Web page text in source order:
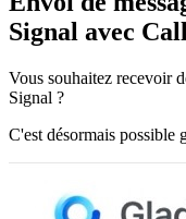
Signal avec
Vous souhaitez recevoir
Signal ?
C'est désormais possible